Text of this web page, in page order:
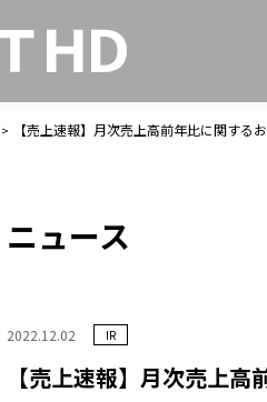
【売上速報】月次売上高前年比に関する
ニュース
2022.12.02 IR
【売上速報】月次売上